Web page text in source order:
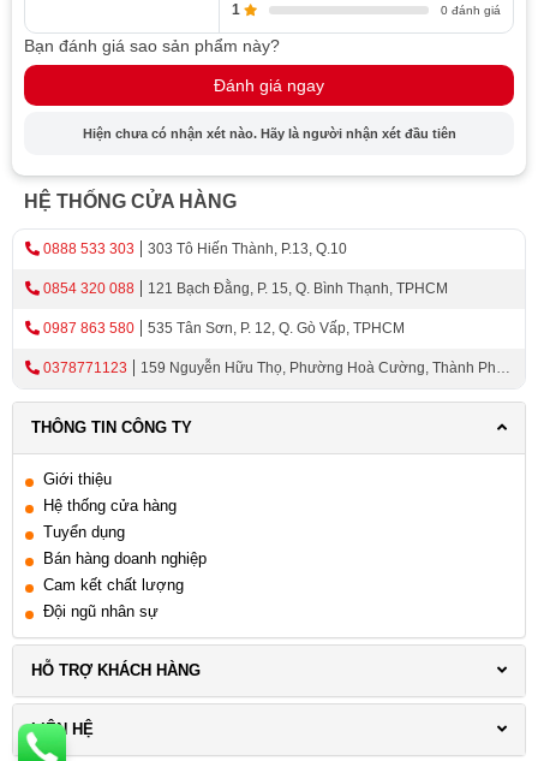
1 0 đánh giá
Bạn đánh giá sao sản phẩm này?
Đánh giá ngay
Hiện chưa có nhận xét nào. Hãy là người nhận xét đầu tiên
HỆ THỐNG CỬA HÀNG
0888 533 303 303 Tô Hiến Thành, P.13, Q.10
0854 320 088 121 Bạch Đằng, P. 15, Q. Bình Thạnh, TPHCM
0987 863 580 535 Tân Sơn, P. 12, Q. Gò Vấp, TPHCM
0378771123
159 Nguyễn Hữu Thọ, Phường Hoà Cường, Thành Phố
THÔNG TIN CÔNG TY
Giới thiệu
Hệ thống cửa hàng
Tuyển dụng
Bán hàng doanh nghiệp
Cam kết chất lượng
Đội ngũ nhân sự
HỖ TRỢ KHÁCH HÀNG
LIÊN HỆ